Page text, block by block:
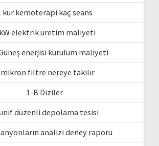
kür kemoterapi kaç seans
elektrik üretim maliyeti
enerjisi kurulum maliyeti
mikron filtre nereye takılır
1-B Diziler
düzenli depolama tesisi
analizi deney raporu